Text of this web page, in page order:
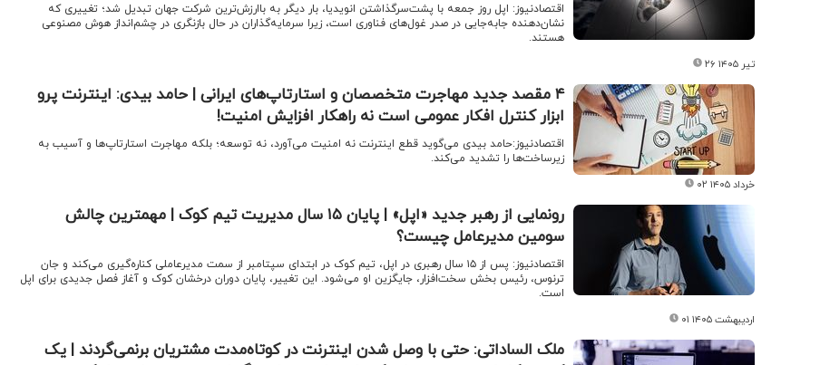
اقتصادنیوز: اپل روز جمعه با پشت‌سرگذاشتن انویدیا، بار دیگر به باارزش‌ترین شرکت جهان تبدیل شد؛ تغییری که
نشان‌دهنده جابه‌جایی در صدر غول‌های فناوری است، زیرا سرمایه‌گذاران در حال بازنگری در چشم‌انداز هوش مصنوعی
هستند.
۲۶ تیر ۱۴۰۵
۴ مقصد جدید مهاجرت متخصصان و استارتاپ‌های ایرانی | حامد بیدی: اینترنت پرو
ابزار کنترل افکار عمومی است نه راهکار افزایش امنیت!
اقتصادنیوز:حامد بیدی می‌گوید قطع اینترنت نه امنیت می‌آورد، نه توسعه؛ بلکه مهاجرت استارتاپ‌ها و آسیب به
زیرساخت‌ها را تشدید می‌کند.
۰۲ خرداد ۱۴۰۵
رونمایی از رهبر جدید «اپل» | پایان ۱۵ سال مدیریت تیم کوک | مهمترین چالش
سومین مدیرعامل چیست؟
اقتصادنیوز: پس از ۱۵ سال رهبری در اپل، تیم کوک در ابتدای سپتامبر از سمت مدیرعاملی کناره‌گیری می‌کند و جان
ترنوس، رئیس بخش سخت‌افزار، جایگزین او می‌شود. این تغییر، پایان دوران درخشان کوک و آغاز فصل جدیدی برای اپل
است.
۰۱ اردیبهشت ۱۴۰۵
ملک الساداتی: حتی با وصل شدن اینترنت در کوتاه‌مدت مشتریان برنمی‌گردند | یک